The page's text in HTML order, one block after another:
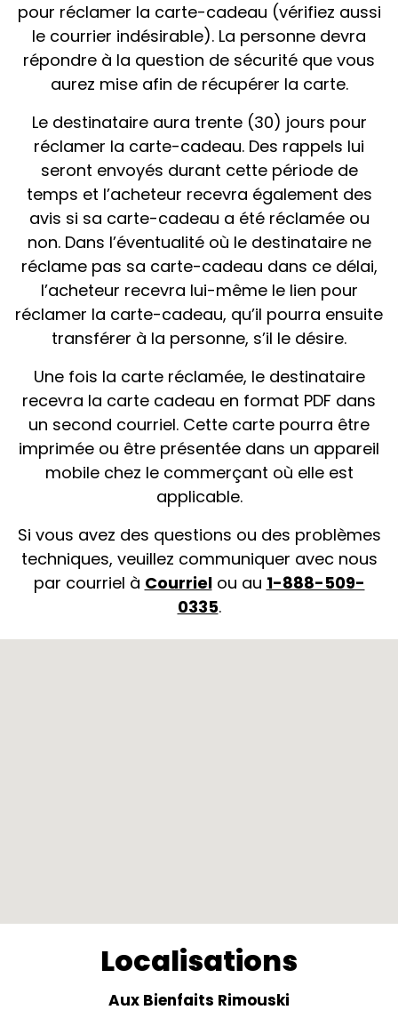
pour réclamer la carte-cadeau (vérifiez aussi
le courrier indésirable). La personne devra
répondre à la question de sécurité que vous
aurez mise afin de récupérer la carte.
Le destinataire aura trente (30) jours pour
réclamer la carte-cadeau. Des rappels lui
seront envoyés durant cette période de
temps et l’acheteur recevra également des
avis si sa carte-cadeau a été réclamée ou
non. Dans l’éventualité où le destinataire ne
réclame pas sa carte-cadeau dans ce délai,
l’acheteur recevra lui-même le lien pour
réclamer la carte-cadeau, qu’il pourra ensuite
transférer à la personne, s’il le désire.
Une fois la carte réclamée, le destinataire
recevra la carte cadeau en format PDF dans
un second courriel. Cette carte pourra être
imprimée ou être présentée dans un appareil
mobile chez le commerçant où elle est
applicable.
Si vous avez des questions ou des problèmes
techniques, veuillez communiquer avec nous
par courriel à Courrielou au 1-888-509-
0335.
Localisations
Aux Bienfaits Rimouski